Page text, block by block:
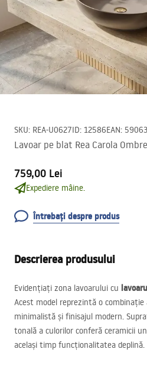
SKU: REA-U0627ID: 12586EAN:
Lavoar pe blat Rea Carola Ombre
759,00 Lei
Expediere mâine.
Întrebați despre produs
Descrierea produsului
Evidențiați zona lavoarului cu
Acest model reprezintă o
minimalistă și finisajul modern.
tonală a culorilor conferă ceramicii
același timp funcționalitatea deplină.